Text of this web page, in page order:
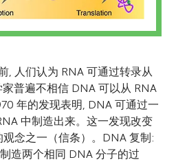
, 人们认为 RNA 可通过转录从
普遍不相信 DNA 可以从 RNA
年的发现表明, DNA 可通过一
中制造出来。这一发现改变
念之一（信条）。DNA 复制:
造两个相同 DNA 分子的过